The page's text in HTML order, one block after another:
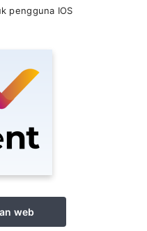
pengguna IOS
web